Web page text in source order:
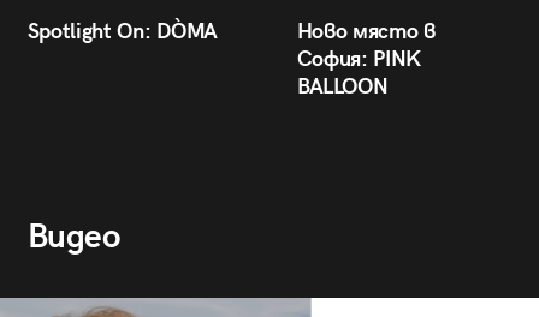
Spotlight On: DÒMA
Ново място в
София: PINK
BALLOON
Видео